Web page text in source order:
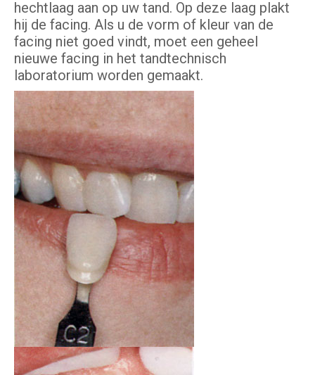
hechtlaag aan op uw tand. Op deze laag plakt
hij de facing. Als u de vorm of kleur van de
facing niet goed vindt, moet een geheel
nieuwe facing in het tandtechnisch
laboratorium worden gemaakt.